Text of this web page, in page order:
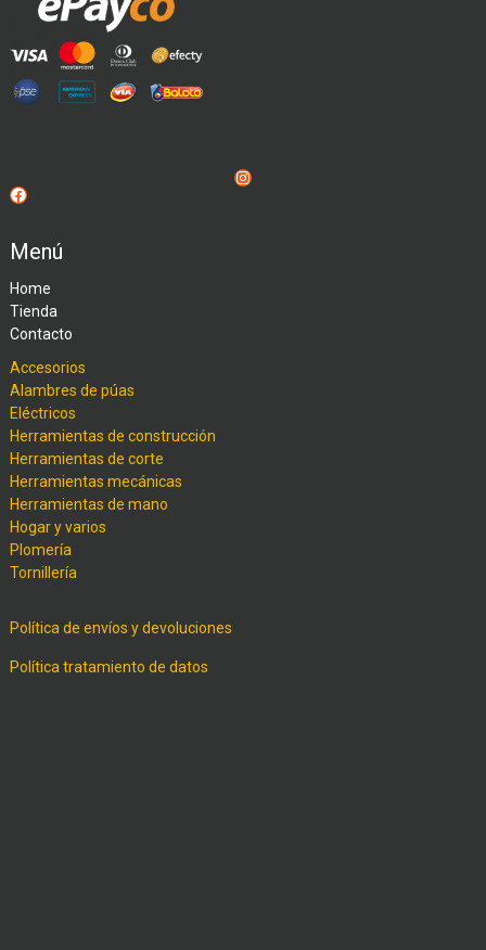
Instagram
Facebook
Menú
Home
Tienda
Contacto
Accesorios
Alambres de púas
Eléctricos
Herramientas de construcción
Herramientas de corte
Herramientas mecánicas
Herramientas de mano
Hogar y varios
Plomería
Tornillería
Política de envíos y devoluciones
Política tratamiento de datos